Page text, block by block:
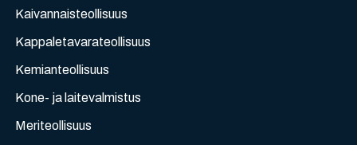
Kaivannaisteollisuus
Kappaletavarateollisuus
Kemianteollisuus
Kone- ja laitevalmistus
Meriteollisuus